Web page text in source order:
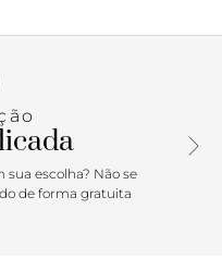
traz tiras largas
palmilha de EVA da
escolha? Não se
de forma gratuita